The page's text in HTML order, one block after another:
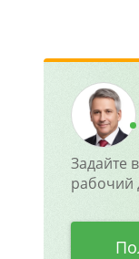
Задайте
рабочий